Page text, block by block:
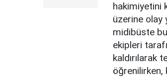
hakimiyetini
üzerine olay
midibüste
ekipleri
kaldırılarak
öğrenilirken,